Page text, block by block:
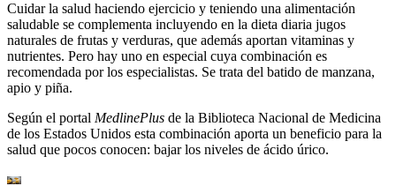
Cuidar la salud haciendo ejercicio y teniendo una alimentación
saludable se complementa incluyendo en la dieta diaria jugos
naturales de frutas y verduras, que además aportan vitaminas y
nutrientes. Pero hay uno en especial cuya combinación es
recomendada por los especialistas. Se trata del batido de manzana,
apio y piña.
Según el portal MedlinePlus de la Biblioteca Nacional de Medicina
de los Estados Unidos esta combinación aporta un beneficio para la
salud que pocos conocen: bajar los niveles de ácido úrico.